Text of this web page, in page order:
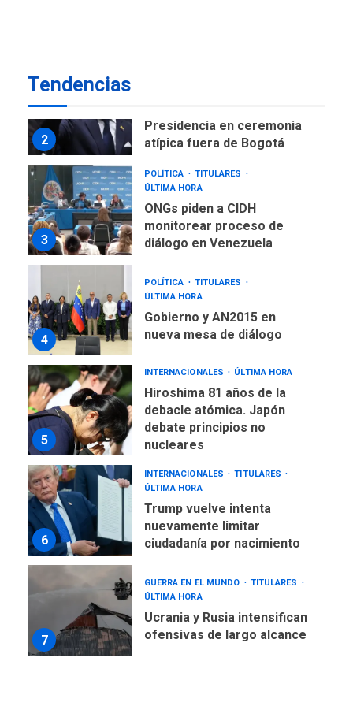
Tendencias
2
Presidencia en ceremonia
atípica fuera de Bogotá
3
POLÍTICA
TITULARES
ÚLTIMA HORA
ONGs piden a CIDH
monitorear proceso de
diálogo en Venezuela
4
POLÍTICA
TITULARES
ÚLTIMA HORA
Gobierno y AN2015 en
nueva mesa de diálogo
5
INTERNACIONALES ÚLTIMA HORA
Hiroshima 81 años de la
debacle atómica. Japón
debate principios no
nucleares
6
INTERNACIONALES
TITULARES
ÚLTIMA HORA
Trump vuelve intenta
nuevamente limitar
ciudadanía por nacimiento
7
GUERRA EN EL MUNDO
TITULARES
ÚLTIMA HORA
Ucrania y Rusia intensifican
ofensivas de largo alcance